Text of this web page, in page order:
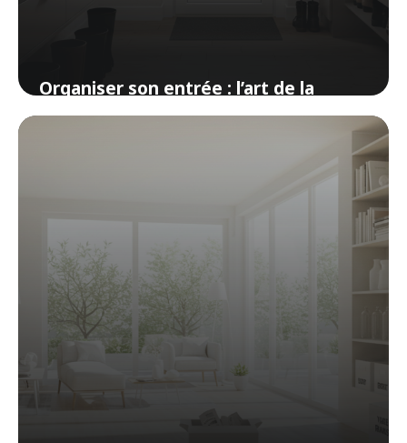
Organiser son entrée : l’art de la
première impression à la maison